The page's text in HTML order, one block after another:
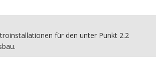
für den unter Punkt 2.2